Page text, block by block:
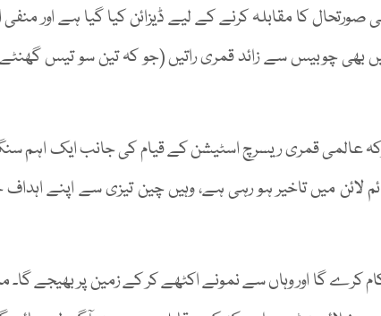
کا مقابلہ کرنے کے لیے ڈیزائن کیا گیا ہے اور
بھی چوبیس سے زائد قمری راتیں (جو کہ تین سو تیس
عالمی قمری ریسرچ اسٹیشن کے قیام کی جانب ایک اہم
میں تاخیر ہو رہی ہے، وہیں چین تیزی سے اپنے اہداف
گا اور وہاں سے نمونے اکٹھے کر کے زمین پر بھیجے گا۔